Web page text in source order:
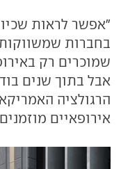
"אפשר לראות
בחברות
שמוכרים רק
אבל בתוך שנים
הרגולציה
אירופאיים